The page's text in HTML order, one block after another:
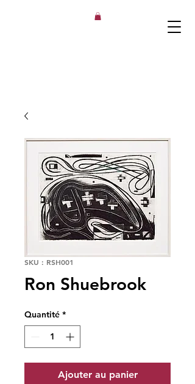
SKU : RSH001
Ron Shuebrook
Quantité *
Ajouter au panier